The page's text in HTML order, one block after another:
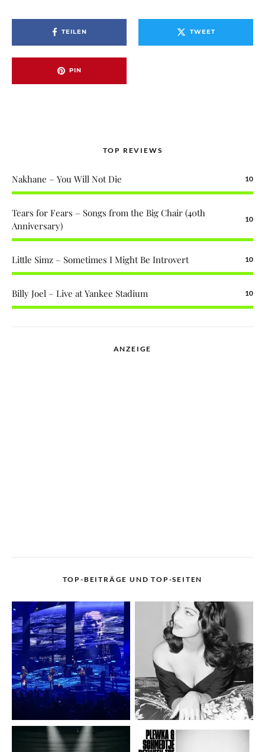
TEILEN TWEET
PIN
TOP REVIEWS
Nakhane – You Will Not Die 10
Tears for Fears – Songs from the Big Chair (40th
Anniversary)
10
Little Simz – Sometimes I Might Be Introvert 10
Billy Joel – Live at Yankee Stadium 10
ANZEIGE
TOP-BEITRÄGE UND TOP-SEITEN